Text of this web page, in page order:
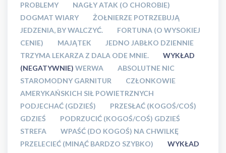
PROBLEMY
NAGŁY ATAK (O CHOROBIE)
DOGMAT WIARY
ŻOŁNIERZE POTRZEBUJĄ
JEDZENIA, BY WALCZYĆ.
FORTUNA (O WYSOKIEJ
CENIE)
MAJĄTEK
JEDNO JABŁKO DZIENNIE
TRZYMA LEKARZA Z DALA ODE MNIE.
WYKŁAD
(NEGATYWNIE) WERWA
ABSOLUTNE NIC
STAROMODNY GARNITUR
CZŁONKOWIE
AMERYKAŃSKICH SIŁ POWIETRZNYCH
PODJECHAĆ (GDZIEŚ)
PRZESŁAĆ (KOGOŚ/COŚ)
GDZIEŚ
PODRZUCIĆ (KOGOŚ/COŚ) GDZIEŚ
STREFA
WPAŚĆ (DO KOGOŚ) NA CHWILKĘ
PRZELECIEĆ (MINĄĆ BARDZO SZYBKO)
WYKŁAD